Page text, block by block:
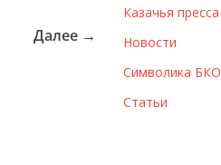
Далее →
Казачья пресса
Новости
Символика БКО
Статьи